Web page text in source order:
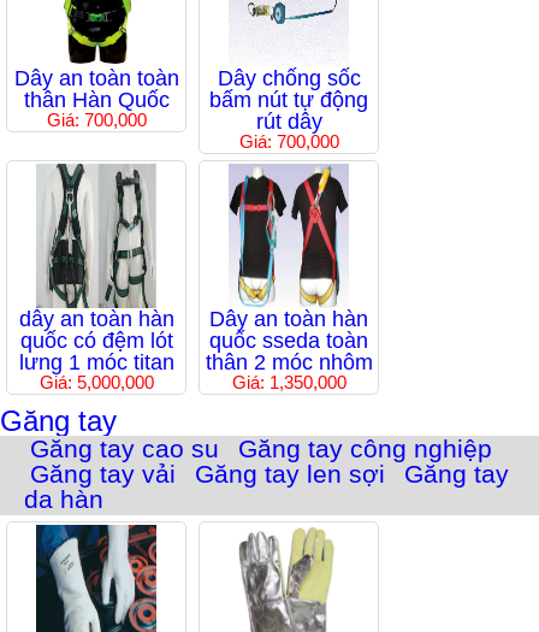
Dây an toàn toàn
thân Hàn Quốc
Giá: 700,000
Dây chống sốc
bấm nút tự động
rút dây
Giá: 700,000
dây an toàn hàn
quốc có đệm lót
lưng 1 móc titan
Giá: 5,000,000
Dây an toàn hàn
quốc sseda toàn
thân 2 móc nhôm
Giá: 1,350,000
Găng tay
Găng tay cao su
Găng tay công nghiệp
Găng tay vải
Găng tay len sợi
Găng tay
da hàn